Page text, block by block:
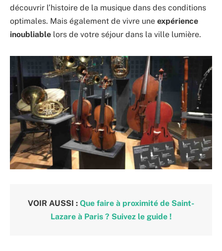
découvrir l’histoire de la musique dans des conditions
optimales. Mais également de vivre une expérience
inoubliable lors de votre séjour dans la ville lumière.
VOIR AUSSI : Que faire à proximité de Saint-
Lazare à Paris ? Suivez le guide !